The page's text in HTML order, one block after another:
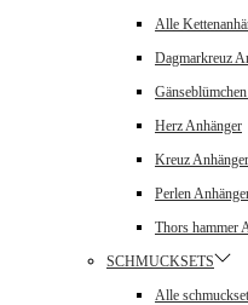
Alle
Dagmarkreuz
Herz Anhänger
Kreuz Anhänger
Perlen
Thors hammer
SCHMUCKSETS
Alle